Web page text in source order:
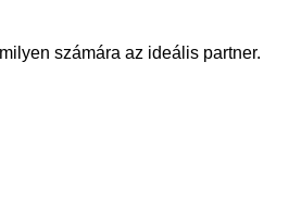
számára az ideális partner.